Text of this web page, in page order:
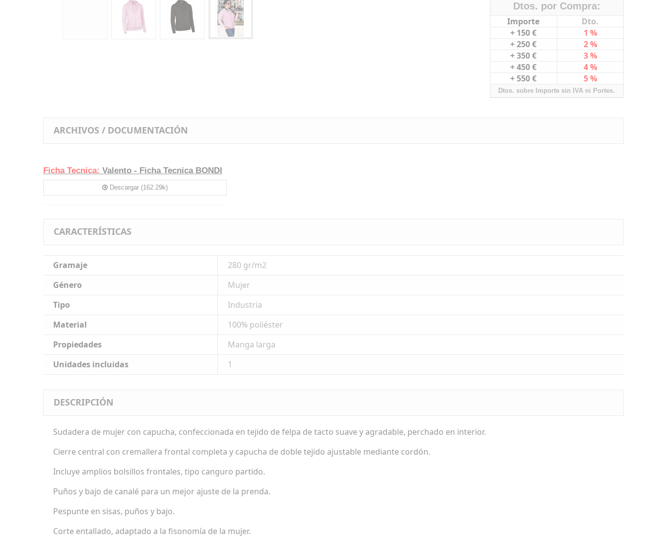
Dtos. por Compra:
Importe
Dto.
+ 150 €
1 %
+ 250 €
2 %
+ 350 €
3 %
+ 450 €
4 %
+ 550 €
5 %
Dtos. sobre Importe sin IVA ni Portes.
ARCHIVOS / DOCUMENTACIÓN
Ficha Tecnica: Valento - Ficha Tecnica BONDI
Descargar (162.29k)
CARACTERÍSTICAS
Gramaje
280 gr/m2
Género
Mujer
Tipo
Industria
Material
100% poliéster
Propiedades
Manga larga
Unidades incluidas
1
DESCRIPCIÓN
Sudadera de mujer con capucha, confeccionada en tejido de felpa de tacto suave y agradable, perchado en interior.
Cierre central con cremallera frontal completa y capucha de doble tejido ajustable mediante cordón.
Incluye amplios bolsillos frontales, tipo canguro partido.
Puños y bajo de canalé para un mejor ajuste de la prenda.
Pespunte en sisas, puños y bajo.
Corte entallado, adaptado a la fisonomía de la mujer.